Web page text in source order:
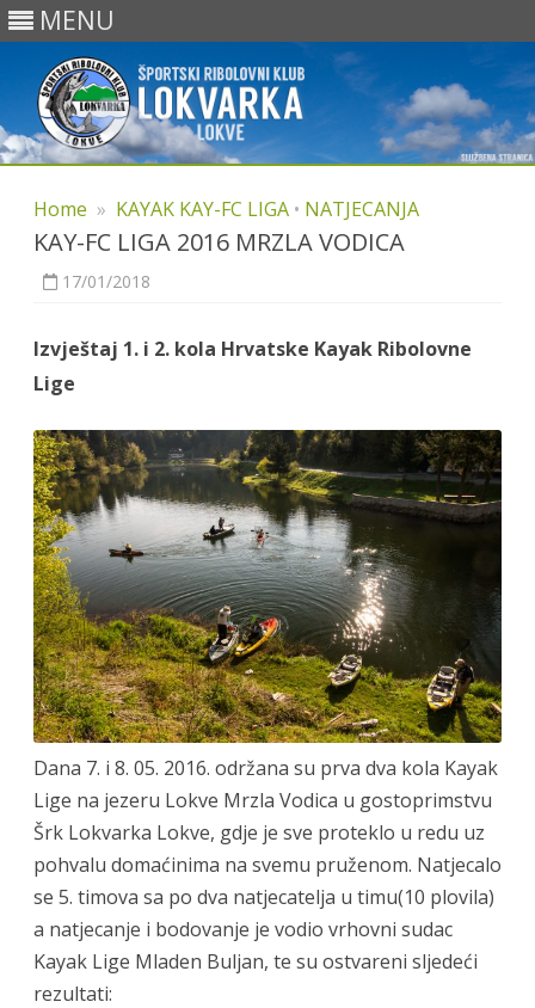
MENU
content
Home » KAYAK KAY-FC LIGA • NATJECANJA
KAY-FC LIGA 2016 MRZLA VODICA
17/01/2018
Izvještaj 1. i 2. kola Hrvatske Kayak Ribolovne
Lige
Dana 7. i 8. 05. 2016. održana su prva dva kola Kayak
Lige na jezeru Lokve Mrzla Vodica u gostoprimstvu
Šrk Lokvarka Lokve, gdje je sve proteklo u redu uz
pohvalu domaćinima na svemu pruženom. Natjecalo
se 5. timova sa po dva natjecatelja u timu(10 plovila)
a natjecanje i bodovanje je vodio vrhovni sudac
Kayak Lige Mladen Buljan, te su ostvareni sljedeći
rezultati: